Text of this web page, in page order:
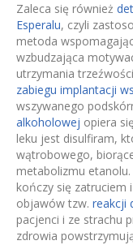
Zaleca się również
Esperalu, czyli
metoda
wzbudzająca
utrzymania
zabiegu implantacji
wszywanego
alkoholowej opiera
leku jest disulfiram,
wątrobowego,
metabolizmu etanolu.
kończy się zatruciem
objawów tzw. reakcji
pacjenci i ze strachu
zdrowia